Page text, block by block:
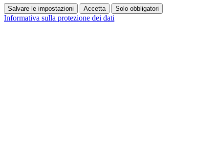
Salvare le impostazioni Accetta Solo obbligatori
Informativa sulla protezione dei dati